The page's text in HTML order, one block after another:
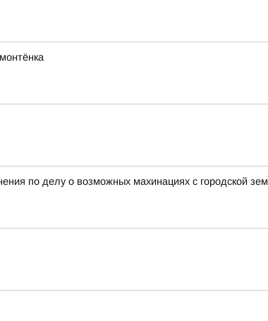
по делу о возможных махинациях с городской